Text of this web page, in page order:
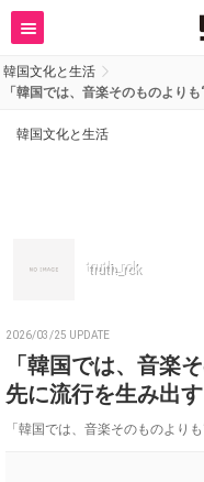
韓国文化と生活
「韓国では、音楽そのものより
韓国文化と生活
truth_rok
2026/03/25 UPDATE
「韓国では、音楽
先に流行を生み出す
「韓国では、音楽そのものより